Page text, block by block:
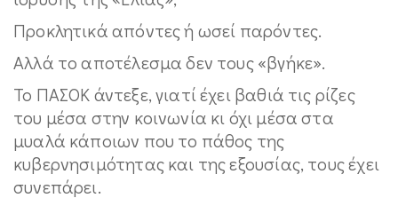
Προκλητικά απόντες ή ωσεί παρόντες.
Αλλά το αποτέλεσμα δεν τους «βγήκε».
Το ΠΑΣΟΚ άντεξε, γιατί έχει βαθιά τις ρίζες
του μέσα στην κοινωνία κι όχι μέσα στα
μυαλά κάποιων που το πάθος της
κυβερνησιμότητας και της εξουσίας, τους έχει
συνεπάρει.